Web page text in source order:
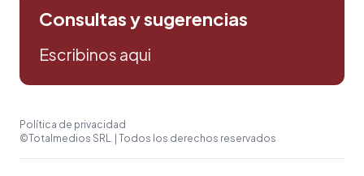
Consultas y sugerencias
Escribinos aqui
Política de privacidad
©Totalmedios SRL. | Todos los derechos reservados